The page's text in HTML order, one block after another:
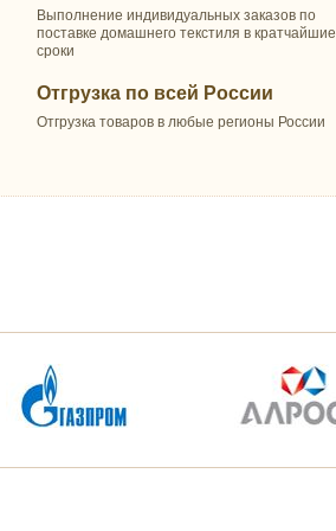
Выполнение индивидуальных заказов по
поставке домашнего текстиля в кратчайшие
сроки
Отгрузка по всей России
Отгрузка товаров в любые регионы России